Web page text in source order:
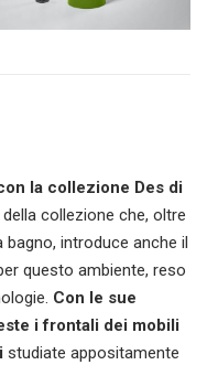
la collezione Des di
della collezione che, oltre
introduce anche il
questo ambiente, reso
Con le sue
i frontali dei mobili
studiate appositamente